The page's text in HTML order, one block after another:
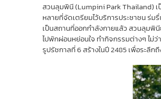
สวนลุมพินี (Lumpini Park Thailand) เ
หลายที่จัดเตรียมไว้บริการประชาชน ร่
เป็นสถานที่ออกกำลังกายแล้ว สวนลุมพิ
ไปพักผ่อนหย่อนใจ ทำกิจกรรมต่างๆ ไม่
รูปรัชกาลที่ 6 สร้างในปี 2485 เพื่อระลึ